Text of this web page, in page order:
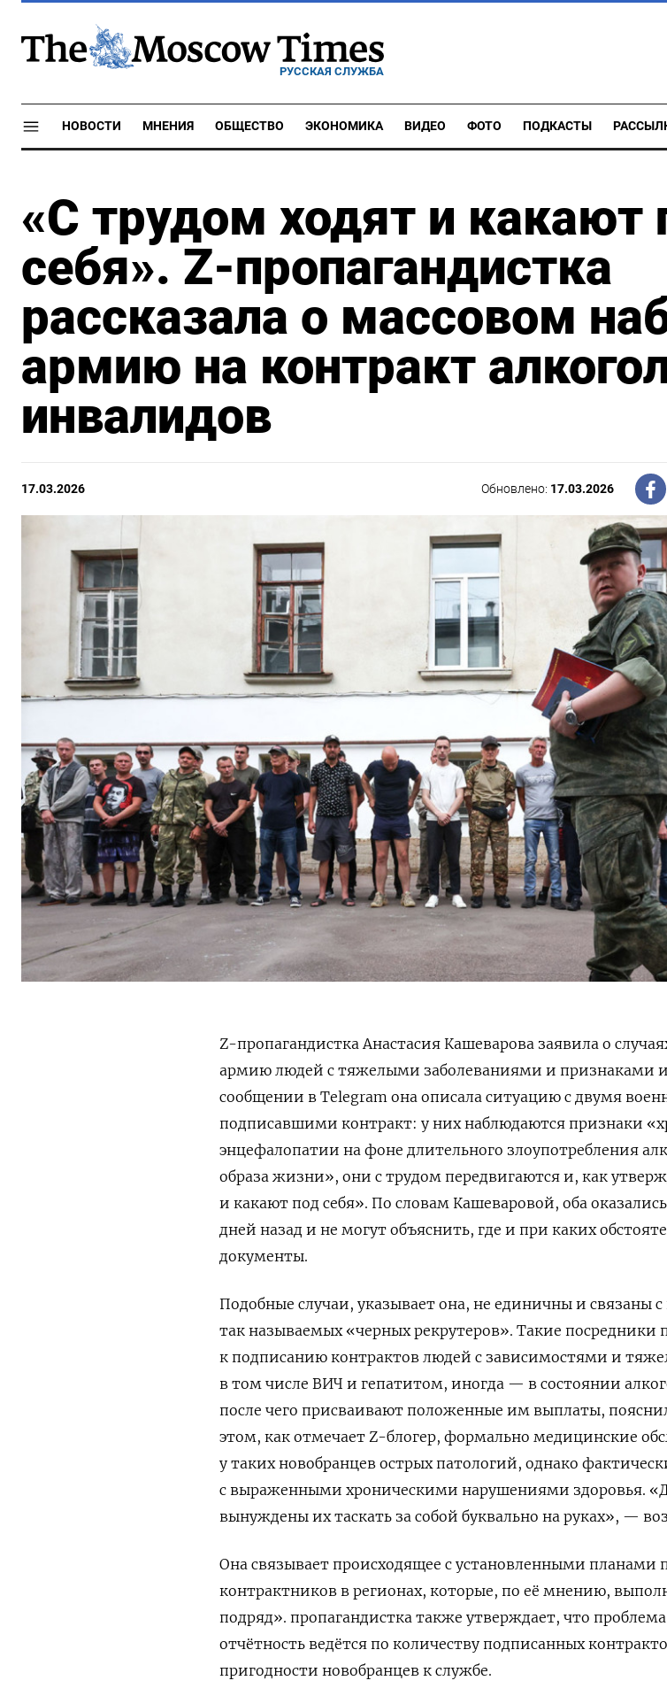
РУССКАЯ СЛУЖБА
НОВОСТИ МНЕНИЯ ОБЩЕСТВО ЭКОНОМИКА ВИДЕО ФОТО ПОДКАСТЫ
«С трудом ходят и какают
себя». Z-пропагандистка
рассказала о массовом
армию на контракт
инвалидов
17.03.2026 Обновлено: 17.03.2026
Z-пропагандистка Анастасия Кашеварова заявила о
армию людей с тяжелыми заболеваниями и признаками
сообщении в Telegram она описала ситуацию с двумя
подписавшими контракт: у них наблюдаются признаки
энцефалопатии на фоне длительного злоупотребления
образа жизни», они с трудом передвигаются и, как
и какают под себя». По словам Кашеваровой, оба
дней назад и не могут объяснить, где и при каких
документы.
Подобные случаи, указывает она, не единичны и связаны с
так называемых «черных рекрутеров». Такие посредники
к подписанию контрактов людей с зависимостями и
в том числе ВИЧ и гепатитом, иногда — в состоянии
после чего присваивают положенные им выплаты,
этом, как отмечает Z-блогер, формально медицинские
у таких новобранцев острых патологий, однако
с выраженными хроническими нарушениями здоровья.
вынуждены их таскать за собой буквально на руках», —
Она связывает происходящее с установленными планами
контрактников в регионах, которые, по её мнению,
подряд». пропагандистка также утверждает, что проблема
отчётность ведётся по количеству подписанных
пригодности новобранцев к службе.